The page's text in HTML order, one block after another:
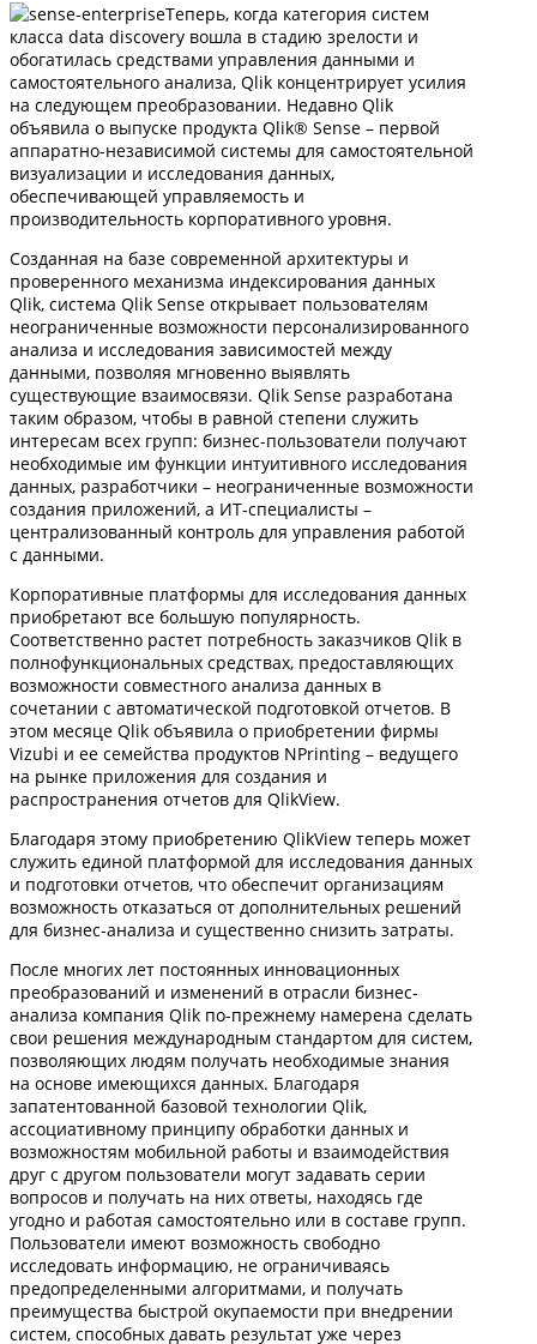
Теперь, когда категория систем
класса data discovery вошла в стадию зрелости и
обогатилась средствами управления данными и
самостоятельного анализа, Qlik концентрирует усилия
на следующем преобразовании. Недавно Qlik
объявила о выпуске продукта Qlik® Sense – первой
аппаратно-независимой системы для самостоятельной
визуализации и исследования данных,
обеспечивающей управляемость и
производительность корпоративного уровня.
Созданная на базе современной архитектуры и
проверенного механизма индексирования данных
Qlik, система Qlik Sense открывает пользователям
неограниченные возможности персонализированного
анализа и исследования зависимостей между
данными, позволяя мгновенно выявлять
существующие взаимосвязи. Qlik Sense разработана
таким образом, чтобы в равной степени служить
интересам всех групп: бизнес-пользователи получают
необходимые им функции интуитивного исследования
данных, разработчики – неограниченные возможности
создания приложений, а ИТ-специалисты –
централизованный контроль для управления работой
с данными.
Корпоративные платформы для исследования данных
приобретают все большую популярность.
Соответственно растет потребность заказчиков Qlik в
полнофункциональных средствах, предоставляющих
возможности совместного анализа данных в
сочетании с автоматической подготовкой отчетов. В
этом месяце Qlik объявила о приобретении фирмы
Vizubi и ее семейства продуктов NPrinting – ведущего
на рынке приложения для создания и
распространения отчетов для QlikView.
Благодаря этому приобретению QlikView теперь может
служить единой платформой для исследования данных
и подготовки отчетов, что обеспечит организациям
возможность отказаться от дополнительных решений
для бизнес-анализа и существенно снизить затраты.
После многих лет постоянных инновационных
преобразований и изменений в отрасли бизнес-
анализа компания Qlik по-прежнему намерена сделать
свои решения международным стандартом для систем,
позволяющих людям получать необходимые знания
на основе имеющихся данных. Благодаря
запатентованной базовой технологии Qlik,
ассоциативному принципу обработки данных и
возможностям мобильной работы и взаимодействия
друг с другом пользователи могут задавать серии
вопросов и получать на них ответы, находясь где
угодно и работая самостоятельно или в составе групп.
Пользователи имеют возможность свободно
исследовать информацию, не ограничиваясь
предопределенными алгоритмами, и получать
преимущества быстрой окупаемости при внедрении
систем, способных давать результат уже через